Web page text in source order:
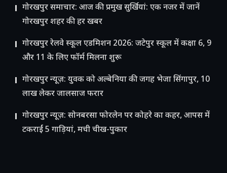
गोरखपुर समाचार: आज की प्रमुख सुर्खियां: एक नजर में जानें
गोरखपुर शहर की हर खबर
गोरखपुर रेलवे स्कूल एडमिशन 2026: जटेपुर स्कूल में कक्षा 6, 9
और 11 के लिए फॉर्म मिलना शुरू
गोरखपुर न्यूज़: युवक को अल्बेनिया की जगह भेजा सिंगापुर, 10
लाख लेकर जालसाज फरार
गोरखपुर न्यूज़: सोनबरसा फोरलेन पर कोहरे का कहर, आपस में
टकराईं 5 गाड़ियां, मची चीख-पुकार